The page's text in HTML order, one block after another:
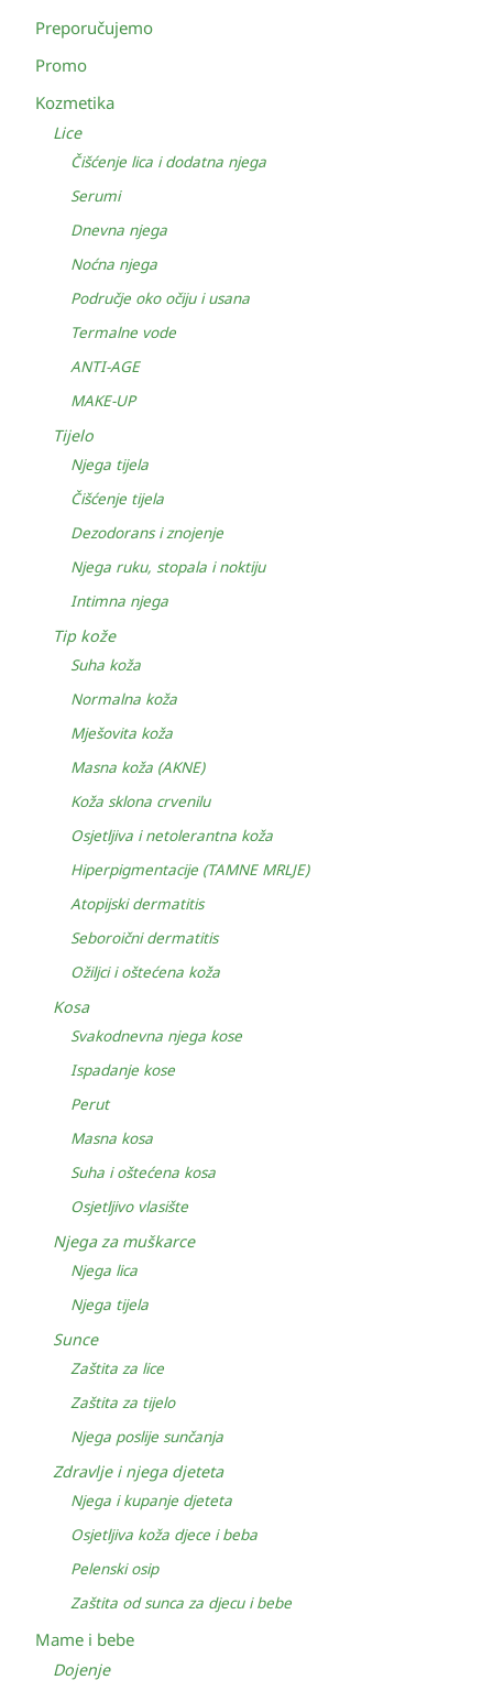
Preporučujemo
Promo
Kozmetika
Lice
Čišćenje lica i dodatna njega
Serumi
Dnevna njega
Noćna njega
Područje oko očiju i usana
Termalne vode
ANTI-AGE
MAKE-UP
Tijelo
Njega tijela
Čišćenje tijela
Dezodorans i znojenje
Njega ruku, stopala i noktiju
Intimna njega
Tip kože
Suha koža
Normalna koža
Mješovita koža
Masna koža (AKNE)
Koža sklona crvenilu
Osjetljiva i netolerantna koža
Hiperpigmentacije (TAMNE MRLJE)
Atopijski dermatitis
Seboroični dermatitis
Ožiljci i oštećena koža
Kosa
Svakodnevna njega kose
Ispadanje kose
Perut
Masna kosa
Suha i oštećena kosa
Osjetljivo vlasište
Njega za muškarce
Njega lica
Njega tijela
Sunce
Zaštita za lice
Zaštita za tijelo
Njega poslije sunčanja
Zdravlje i njega djeteta
Njega i kupanje djeteta
Osjetljiva koža djece i beba
Pelenski osip
Zaštita od sunca za djecu i bebe
Mame i bebe
Dojenje